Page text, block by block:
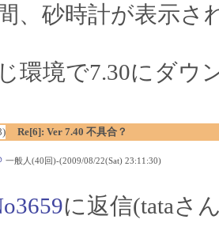
、砂時計が表示さ
環境で7.30にダウ
Re[6]: Ver 7.40 不具合？
一般人(40回)-(2009/08/22(Sat) 23:11:30)
に返信(tataさ